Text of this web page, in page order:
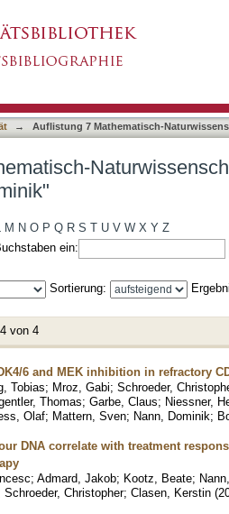
→ Auflistung 7 Mathematisch-
M N O P Q R S T U V W X Y Z
ein:
Sortierung:
von 4
6 and MEK inhibition in refractory
Tobias; Mroz, Gabi; Schroeder,
Thomas; Garbe, Claus; Niessner,
Olaf; Mattern, Sven; Nann, Dominik;
DNA correlate with treatment
; Admard, Jakob; Kootz, Beate;
Schroeder, Christopher; Clasen, Kerstin (